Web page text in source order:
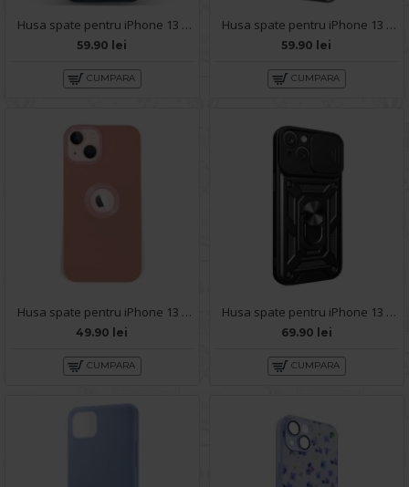
Husa spate pentru iPhone 13 - Mantis Case Navy / Negru
59.90 lei
CUMPARA
Husa spate pentru iPhone 13 - Mantis Case Negru / Verde
59.90 lei
CUMPARA
Husa spate pentru iPhone 13 - Circle Case Roz Prafuit & Roz
49.90 lei
CUMPARA
Husa spate pentru iPhone 13 - Slide Case Negru
69.90 lei
CUMPARA